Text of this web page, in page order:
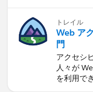
トレイル
Web ア
門
アクセシ
人々が
を利用で